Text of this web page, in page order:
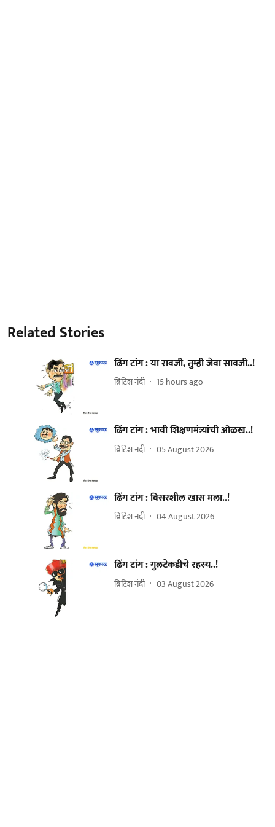
Related Stories
ढिंग टांग : या रावजी, तुम्ही जेवा सावजी..!
ब्रिटिश नंदी 15 hours ago
ढिंग टांग : भावी शिक्षणमंत्र्यांची ओळख..!
ब्रिटिश नंदी 05 August 2026
ढिंग टांग : विसरशील खास मला..!
ब्रिटिश नंदी 04 August 2026
ढिंग टांग : गुलटेकडीचे रहस्य..!
ब्रिटिश नंदी 03 August 2026